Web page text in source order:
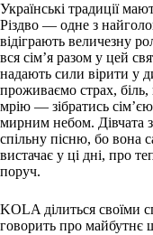
Українські традиції
Різдво — одне з
відіграють величезну
вся сім’я разом у цей
надають сили вірити у
проживаємо страх,
мрію — зібратись
мирним небом. Дівчата
спільну пісню, бо вона
вистачає у ці дні, про
поруч.
KOLA ділиться своїми
говорить про майбутнє